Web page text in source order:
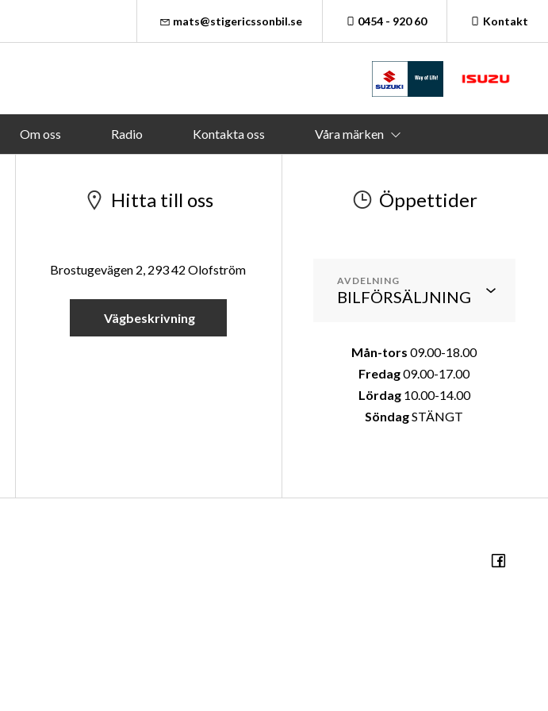
mats@stigericssonbil.se 0454 - 920 60 Kontakt
Om oss Radio Kontakta oss Våra märken
Hitta till oss
Brostugevägen 2, 293 42 Olofström
Vägbeskrivning
Öppettider
AVDELNING
Mån-tors 09.00-18.00
Fredag09.00-17.00
Lördag10.00-14.00
SöndagSTÄNGT